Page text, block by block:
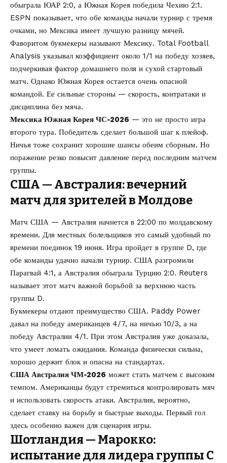
обыграла ЮАР 2:0, а Южная Корея победила Чехию 2:1.
ESPN показывает, что обе команды начали турнир с тремя
очками, но Мексика имеет лучшую разницу мячей.
Фаворитом букмекеры называют Мексику. Total Football
Analysis указывал коэффициент около 1/1 на победу хозяев,
подчеркивая фактор домашнего поля и сухой стартовый
матч. Однако Южная Корея остается очень опасной
командой. Ее сильные стороны — скорость, контратаки и
дисциплина без мяча.
Мексика Южная Корея ЧС-2026 — это не просто игра
второго тура. Победитель сделает большой шаг к плейоф.
Ничья тоже сохранит хорошие шансы обеим сборным. Но
поражение резко повысит давление перед последним матчем
группы.
США — Австралия: вечерний
матч для зрителей в Молдове
Матч США — Австралия начнется в 22:00 по молдавскому
времени. Для местных болельщиков это самый удобный по
времени поединок 19 июня. Игра пройдет в группе D, где
обе команды удачно начали турнир. США разгромили
Парагвай 4:1, а Австралия обыграла Турцию 2:0. Reuters
называет этот матч важной борьбой за верхнюю часть
группы D.
Букмекеры отдают преимущество США. Paddy Power
давал на победу американцев 4/7, на ничью 10/3, а на
победу Австралии 4/1. При этом Австралия уже доказала,
что умеет ломать ожидания. Команда физически сильна,
хорошо держит блок и опасна на стандартах.
США Австралия ЧМ-2026 может стать матчем с высоким
темпом. Американцы будут стремиться контролировать мяч
и использовать скорость атаки. Австралия, вероятно,
сделает ставку на борьбу и быстрые выходы. Первый гол
здесь особенно важен для сценария игры.
Шотландия — Марокко:
испытание для лидера группы C